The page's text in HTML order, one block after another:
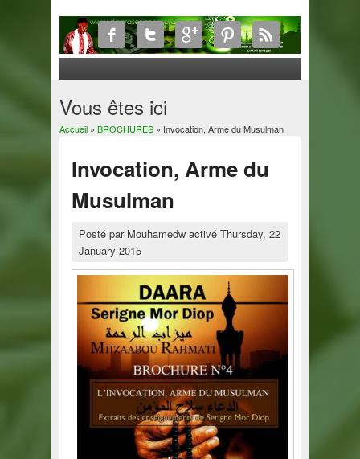
Vous êtes ici
Accueil» BROCHURES» Invocation, Arme du Musulman
Invocation, Arme du
Musulman
Posté par Mouhamedwactivé Thursday, 22
January 2015